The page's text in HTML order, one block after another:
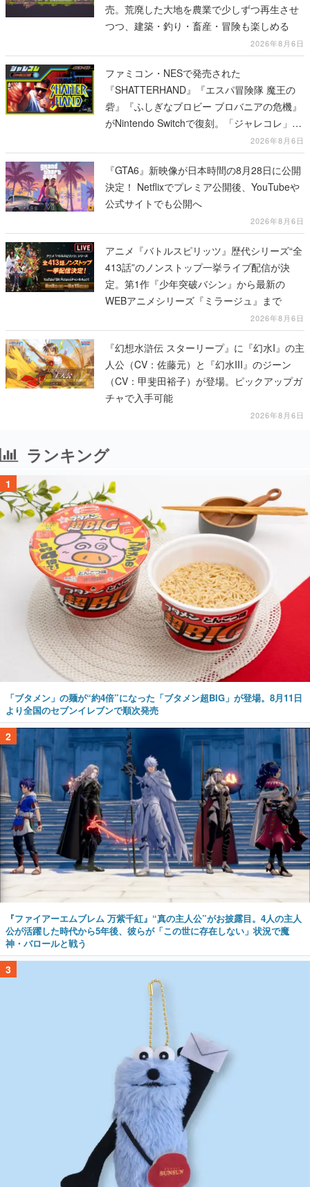
売。荒廃した大地を農業で少しずつ再生させ
つつ、建築・釣り・畜産・冒険も楽しめる
2026年8月6日
ファミコン・NESで発売された
『SHATTERHAND』『エスパ冒険隊 魔王の
砦』『ふしぎなブロビー ブロバニアの危機』
がNintendo Switchで復刻。「ジャレコレ」シ
2026年8月6日
『GTA6』新映像が日本時間の8月28日に公開
決定！ Netflixでプレミア公開後、YouTubeや
公式サイトでも公開へ
2026年8月6日
アニメ『バトルスピリッツ』歴代シリーズ“全
413話”のノンストップ一挙ライブ配信が決
定。第1作『少年突破バシン』から最新の
WEBアニメシリーズ『ミラージュ』まで
2026年8月6日
『幻想水滸伝 スターリープ』に『幻水I』の主
人公（CV：佐藤元）と『幻水III』のジーン
（CV：甲斐田裕子）が登場。ピックアップガ
チャで入手可能
2026年8月6日
ランキング
1
「ブタメン」の麺が“約4倍”になった「ブタメン超BIG」が登場。8月11日
より全国のセブンイレブンで順次発売
2
『ファイアーエムブレム 万紫千紅』“真の主人公”がお披露目。4人の主人
公が活躍した時代から5年後、彼らが「この世に存在しない」状況で魔
神・バロールと戦う
3